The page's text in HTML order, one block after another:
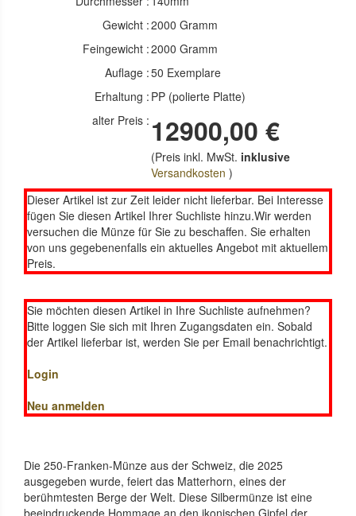
Gewicht :2000 Gramm
Feingewicht :2000 Gramm
Auflage :50 Exemplare
Erhaltung : PP (polierte Platte)
alter Preis : 12900,00 €
(Preis inkl. MwSt. inklusive
Versandkosten )
Dieser Artikel ist zur Zeit leider nicht lieferbar. Bei Interesse
fügen Sie diesen Artikel Ihrer Suchliste hinzu.Wir werden
versuchen die Münze für Sie zu beschaffen. Sie erhalten
von uns gegebenenfalls ein aktuelles Angebot mit aktuellem
Preis.
Sie möchten diesen Artikel in Ihre Suchliste aufnehmen?
Bitte loggen Sie sich mit Ihren Zugangsdaten ein. Sobald
der Artikel lieferbar ist, werden Sie per Email benachrichtigt.
Login
Neu anmelden
Die 250-Franken-Münze aus der Schweiz, die 2025
ausgegeben wurde, feiert das Matterhorn, eines der
berühmtesten Berge der Welt. Diese Silbermünze ist eine